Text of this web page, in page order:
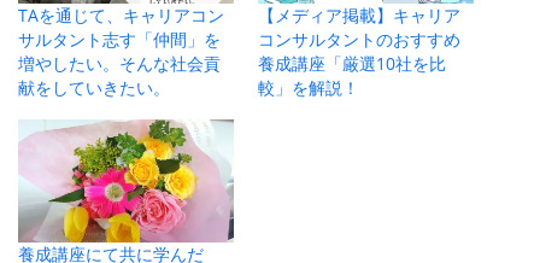
TAを通じて、キャリアコン
サルタント志す「仲間」を
増やしたい。そんな社会貢
献をしていきたい。
【メディア掲載】キャリア
コンサルタントのおすすめ
養成講座「厳選10社を比
較」を解説！
養成講座にて共に学んだ